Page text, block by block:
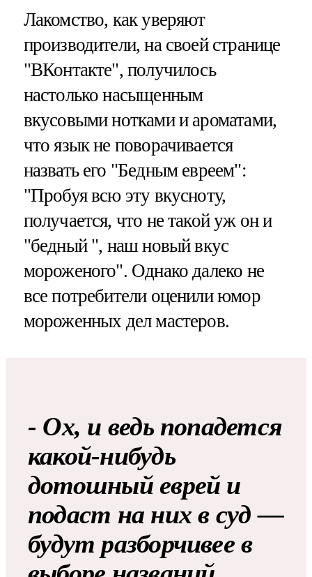
Лакомство, как уверяют
производители, на своей странице
"ВКонтакте", получилось
настолько насыщенным
вкусовыми нотками и ароматами,
что язык не поворачивается
назвать его "Бедным евреем":
"Пробуя всю эту вкусноту,
получается, что не такой уж он и
"бедный ", наш новый вкус
мороженого". Однако далеко не
все потребители оценили юмор
мороженных дел мастеров.
- Ох, и ведь попадется
какой-нибудь
дотошный еврей и
подаст на них в суд —
будут разборчивее в